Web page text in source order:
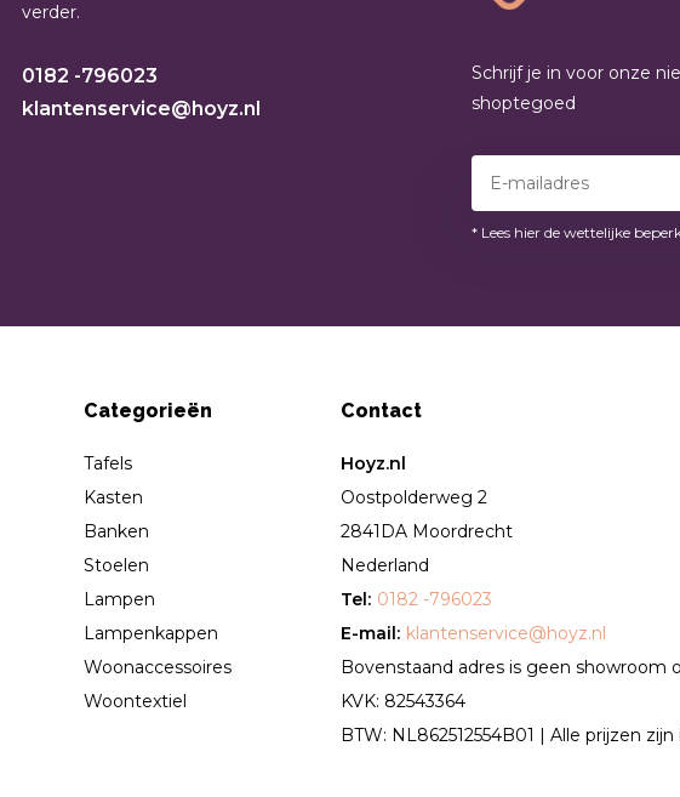
verder.
0182 -796023
klantenservice@hoyz.nl
Schrijf je in voor onze
shoptegoed
* Lees hier de wettelijke
Categorieën
Tafels
Kasten
Banken
Stoelen
Lampen
Lampenkappen
Woonaccessoires
Woontextiel
Contact
Hoyz.nl
Oostpolderweg 2
2841DA Moordrecht
Nederland
Tel: 0182 -796023
E-mail: klantenservice@hoyz.nl
Bovenstaand adres is geen showroom
KVK: 82543364
BTW: NL862512554B01 | Alle prijzen